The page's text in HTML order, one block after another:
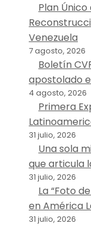
Plan
Venezuela
7 agosto, 2026
Boletín
apostolado
4 agosto, 2026
Primera
31 julio, 2026
Una sola
que articula
31 julio, 2026
La “Foto
en América
31 julio, 2026